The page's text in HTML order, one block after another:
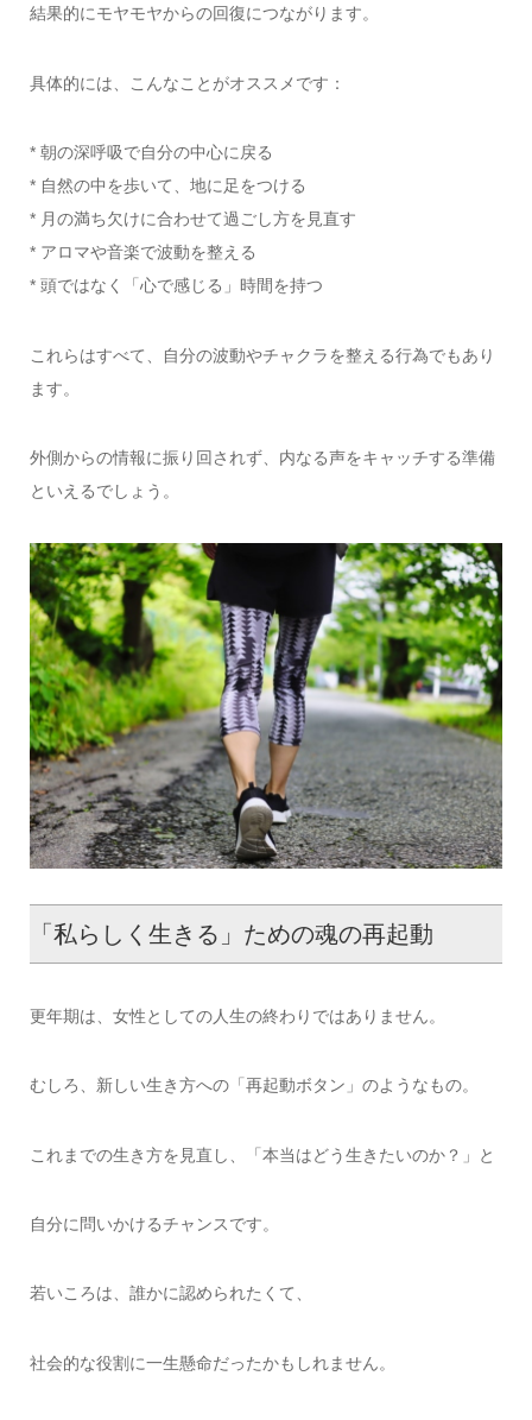
結果的にモヤモヤからの回復につながります。
具体的には、こんなことがオススメです：
* 朝の深呼吸で自分の中心に戻る
* 自然の中を歩いて、地に足をつける
* 月の満ち欠けに合わせて過ごし方を見直す
* アロマや音楽で波動を整える
* 頭ではなく「心で感じる」時間を持つ
これらはすべて、自分の波動やチャクラを整える行為でもあり
ます。
外側からの情報に振り回されず、内なる声をキャッチする準備
といえるでしょう。
「私らしく生きる」ための魂の再起動
更年期は、女性としての人生の終わりではありません。
むしろ、新しい生き方への「再起動ボタン」のようなもの。
これまでの生き方を見直し、「本当はどう生きたいのか？」と
自分に問いかけるチャンスです。
若いころは、誰かに認められたくて、
社会的な役割に一生懸命だったかもしれません。